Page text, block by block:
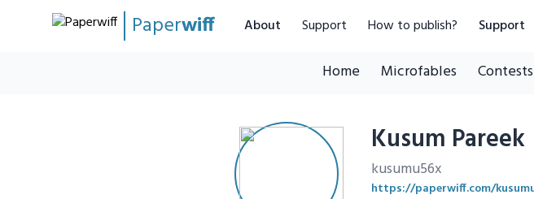
Paperwiff About Support How to publish? Support
Home Microfables Contests
Kusum Pareek
kusumu56x
https://paperwiff.com/